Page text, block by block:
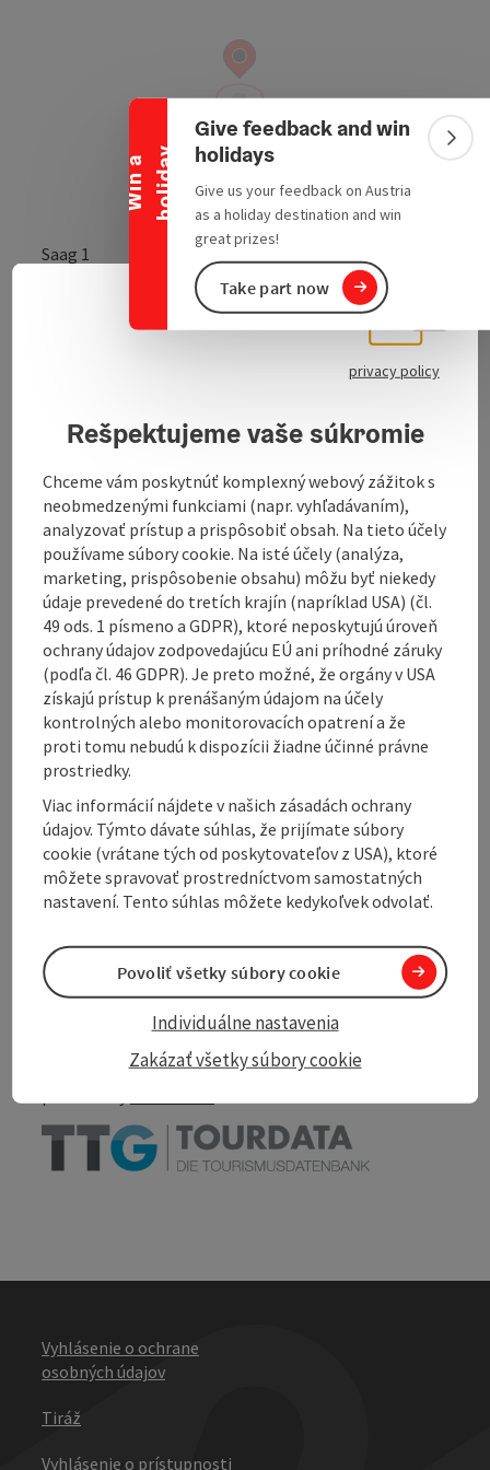
W
i
n
a
h
o
l
i
d
a y
Collapse banner
Give feedback and win
holidays
Give us your feedback on Austria
as a holiday destination and win
great prizes!
Take part now
Saag 1
open in
responsible for the construction of bridges
Contact
Arrival
Suitability
Accessibility
To the website
Create PDF
Print article
Nearby
Vyhlásenie o ochrane
osobných údajov
Tiráž
Vyhlásenie o prístupnosti
privacy policy
Rešpektujeme vaše súkromie
Chceme vám poskytnúť komplexný webový zážitok s
neobmedzenými funkciami (napr. vyhľadávaním),
analyzovať prístup a prispôsobiť obsah. Na tieto účely
používame súbory cookie. Na isté účely (analýza,
marketing, prispôsobenie obsahu) môžu byť niekedy
údaje prevedené do tretích krajín (napríklad USA) (čl.
49 ods. 1 písmeno a GDPR), ktoré neposkytujú úroveň
ochrany údajov zodpovedajúcu EÚ ani príhodné záruky
(podľa čl. 46 GDPR). Je preto možné, že orgány v USA
získajú prístup k prenášaným údajom na účely
kontrolných alebo monitorovacích opatrení a že
proti tomu nebudú k dispozícii žiadne účinné právne
prostriedky.
Viac informácií nájdete v našich zásadách ochrany
údajov. Týmto dávate súhlas, že prijímate súbory
cookie (vrátane tých od poskytovateľov z USA), ktoré
môžete spravovať prostredníctvom samostatných
nastavení. Tento súhlas môžete kedykoľvek odvolať.
Zakázať všetky súbory cookie
Individuálne nastavenia
Povoliť všetky súbory cookie